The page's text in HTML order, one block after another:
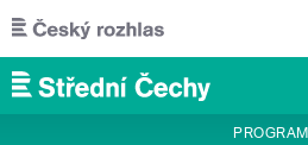
Přejít k hlavnímu obsahu
PROGRAM